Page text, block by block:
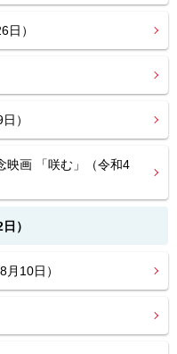
）
）
映画 「咲む」（令和4
）
10日）